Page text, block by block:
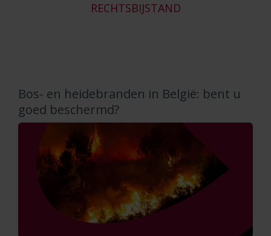
RECHTSBIJSTAND
Bos- en heidebranden in België: bent u
goed beschermd?